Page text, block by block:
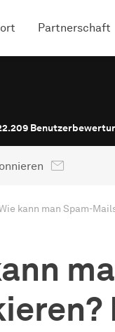
Partnerschaft
kann man Spam-